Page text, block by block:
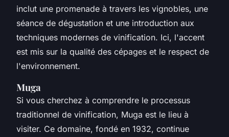
inclut une promenade à travers les vignobles, une
séance de dégustation et une introduction aux
techniques modernes de vinification. Ici, l'accent
est mis sur la qualité des cépages et le respect de
l'environnement.
Muga
Si vous cherchez à comprendre le processus
traditionnel de vinification, Muga est le lieu à
visiter. Ce domaine, fondé en 1932, continue